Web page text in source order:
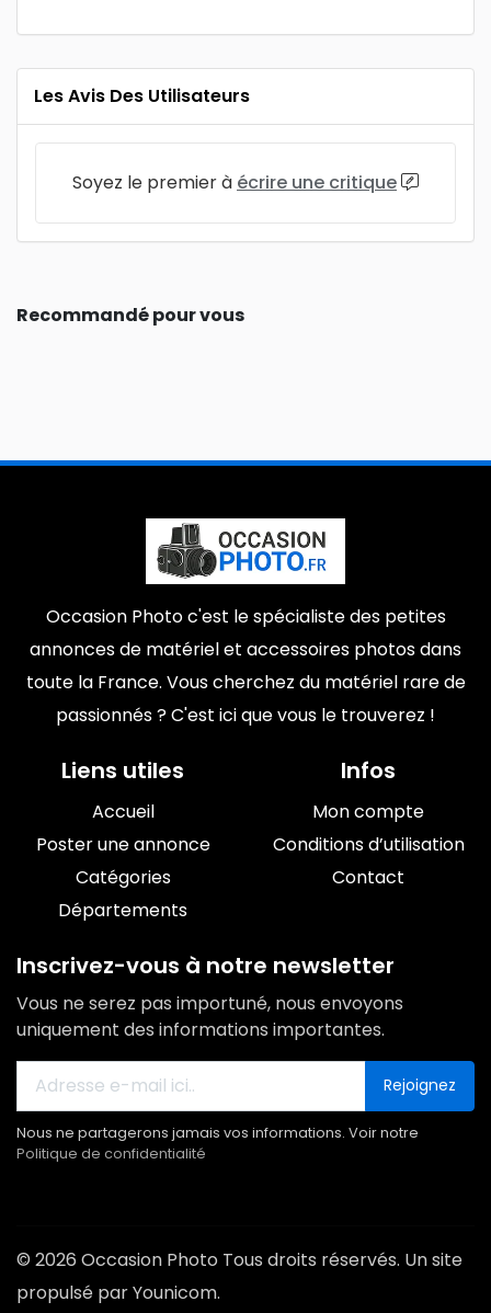
Les Avis Des Utilisateurs
Soyez le premier à écrire une critique
Recommandé pour vous
Occasion Photo c'est le spécialiste des petites
annonces de matériel et accessoires photos dans
toute la France. Vous cherchez du matériel rare de
passionnés ? C'est ici que vous le trouverez !
Liens utiles
Accueil
Poster une annonce
Catégories
Départements
Infos
Mon compte
Conditions d’utilisation
Contact
Inscrivez-vous à notre newsletter
Vous ne serez pas importuné, nous envoyons
uniquement des informations importantes.
Rejoignez
Nous ne partagerons jamais vos informations. Voir notre
Politique de confidentialité
© 2026 Occasion Photo Tous droits réservés. Un site
propulsé par Younicom.